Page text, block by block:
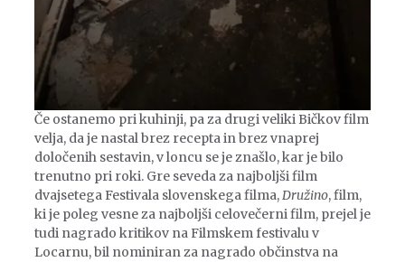
Če ostanemo pri kuhinji, pa za drugi veliki Bičkov film
velja, da je nastal brez recepta in brez vnaprej
določenih sestavin, v loncu se je znašlo, kar je bilo
trenutno pri roki. Gre seveda za najboljši film
dvajsetega Festivala slovenskega filma,Družino, film,
ki je poleg vesne za najboljši celovečerni film, prejel je
tudi nagrado kritikov na Filmskem festivalu v
Locarnu, bil nominiran za nagrado občinstva na